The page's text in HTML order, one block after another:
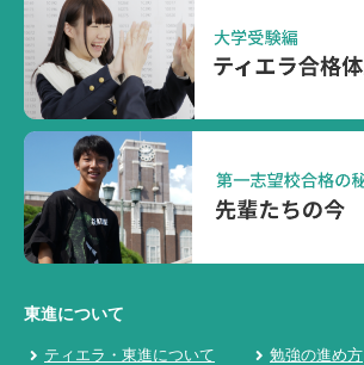
東進について
ティエラ・東進について
勉強の進め方